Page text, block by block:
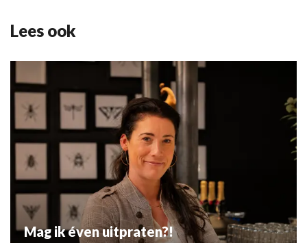
Lees ook
Mag ik éven uitpraten?!